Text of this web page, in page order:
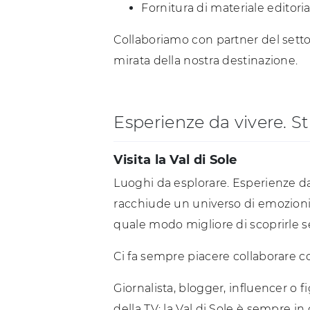
Fornitura di materiale
Collaboriamo con partner del
mirata della nostra destinazione.
Esperienze da vivere.
Visita la Val di Sole
Luoghi da esplorare. Esperienze
racchiude un universo di
quale modo migliore di scoprirle
Ci fa sempre piacere collaborare
Giornalista, blogger, influencer o